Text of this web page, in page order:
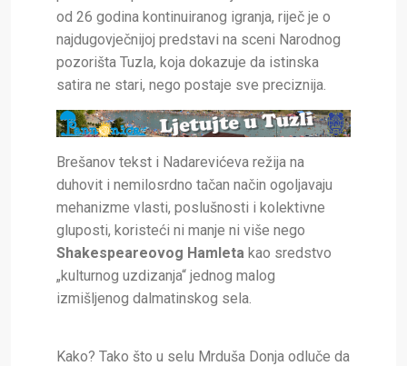
od 26 godina kontinuiranog igranja, riječ je o
najdugovječnijoj predstavi na sceni Narodnog
pozorišta Tuzla, koja dokazuje da istinska
satira ne stari, nego postaje sve preciznija.
Brešanov tekst i Nadarevićeva režija na
duhovit i nemilosrdno tačan način ogoljavaju
mehanizme vlasti, poslušnosti i kolektivne
gluposti, koristeći ni manje ni više nego
Shakespeareovog Hamleta kao sredstvo
„kulturnog uzdizanja“ jednog malog
izmišljenog dalmatinskog sela.
Kako? Tako što u selu Mrduša Donja odluče da